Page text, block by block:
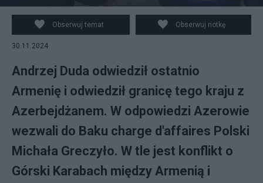
Obserwuj temat Obserwuj notkę
30.11.2024
Andrzej Duda odwiedził ostatnio
Armenię i odwiedził granicę tego kraju z
Azerbejdżanem. W odpowiedzi Azerowie
wezwali do Baku charge d'affaires Polski
Michała Greczyło. W tle jest konflikt o
Górski Karabach między Armenią i